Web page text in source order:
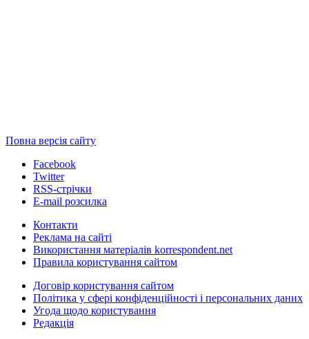
Повна версія сайту
Facebook
Twitter
RSS-стрічки
E-mail розсилка
Контакти
Реклама на сайті
Використання матеріалів korrespondent.net
Правила користування сайтом
Договір користування сайтом
Політика у сфері конфіденційності і персональних даних
Угода щодо користування
Редакція